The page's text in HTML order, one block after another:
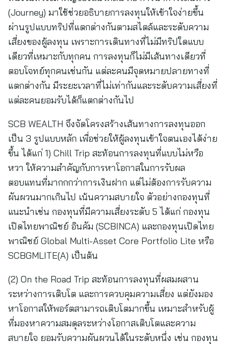
(Journey) มาใช้ช่วยอธิบายการลงทุนให้เข้าใจง่ายขึ้น
ผ่านรูปแบบทริปที่แตกต่างกันตามสไตล์และระดับความ
เสี่ยงของผู้ลงทุน เพราะการเดินทางที่ไม่มีทริปใดแบบ
เดียวที่เหมาะกับทุกคน การลงทุนก็ไม่มีเส้นทางเดียวที่
ตอบโจทย์ทุกคนเช่นกัน แต่ละคนมีจุดหมายปลายทางที่
แตกต่างกัน มีระยะเวลาที่ไม่เท่ากันและระดับความเสี่ยงที่
แต่ละคนยอมรับได้ก็แตกต่างกันไป
SCB WEALTH จึงจัดโครงสร้างเส้นทางการลงทุนออก
เป็น 3 รูปแบบหลัก เพื่อช่วยให้ผู้ลงทุนเข้าใจตนเองได้ง่าย
ขึ้น ได้แก่ 1) Chill Trip สะท้อนการลงทุนที่แบบไม่หวือ
หวา ให้ความสำคัญกับการหาโอกาสในการรับผล
ตอบแทนที่มากกกว่าการเงินฝาก แต่ไม่ต้องการรับความ
ผันผวนมากเกินไป เน้นความสบายใจ ตัวอย่างกองทุนที่
แนะนำเช่น กองทุนที่มีความเสี่ยงระดับ 5 ได้แก่ กองทุน
เปิดไทยพาณิชย์ อินคัม (SCBINCA) และกองทุนเปิดไทย
พาณิชย์ Global Multi-Asset Core Portfolio Lite หรือ
SCBGMLITE(A) เป็นต้น
(2) On the Road Trip สะท้อนการลงทุนที่ผสมผสาน
ระหว่างการเติบโต และการควบคุมความเสี่ยง แต่ยังมอง
หาโอกาสให้พอร์ตสามารถเติบโตมากขึ้น เหมาะสำหรับผู้
ที่มองหาความสมดุลระหว่างโอกาสเติบโตและความ
สบายใจ ยอมรับความผันผวนได้ในระดับหนึ่ง เช่น กองทุน